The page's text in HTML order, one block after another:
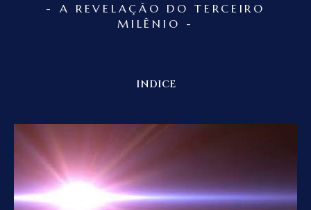
- A REVELAÇÃO DO TERCEIRO
MILÊNIO -
INDICE